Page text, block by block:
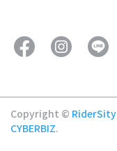
Copyright © RiderSity
CYBERBIZ.